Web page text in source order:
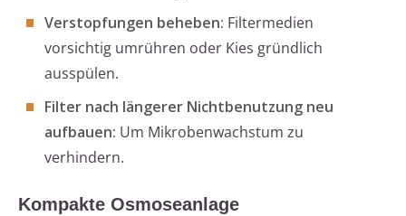
Verstopfungen beheben: Filtermedien
vorsichtig umrühren oder Kies gründlich
ausspülen.
Filter nach längerer Nichtbenutzung neu
aufbauen: Um Mikrobenwachstum zu
verhindern.
Kompakte Osmoseanlage